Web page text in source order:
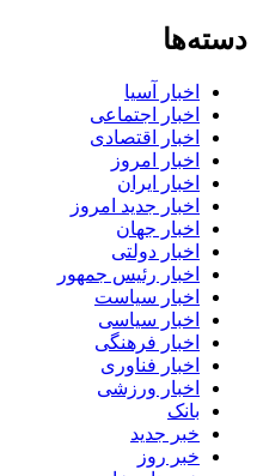
دسته‌ها
اخبار آسیا
اخبار اجتماعی
اخبار اقتصادی
اخبار امروز
اخبار ایران
اخبار جدید امروز
اخبار جهان
اخبار دولتی
اخبار رئیس جمهور
اخبار سیاست
اخبار سیاسی
اخبار فرهنگی
اخبار فناوری
اخبار ورزشی
بانک
خبر جدید
خبر روز